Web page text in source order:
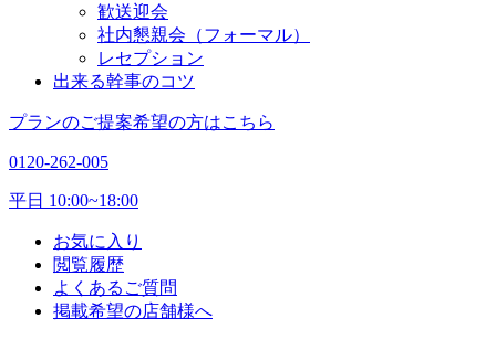
歓送迎会
社内懇親会（フォーマル）
レセプション
出来る幹事のコツ
プランのご提案希望の方はこちら
0120-262-005
平日 10:00~18:00
お気に入り
閲覧履歴
よくあるご質問
掲載希望の店舗様へ